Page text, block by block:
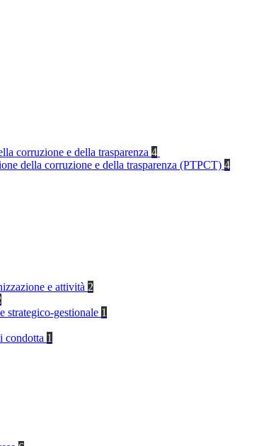
corruzione e della trasparenza 4
della corruzione e della trasparenza (PTPCT) 4
e attività 2
strategico-gestionale 1
condotta 1